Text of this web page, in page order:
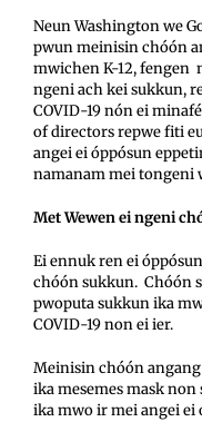
Neun Washington we
pwun meinisin chóón
mwichen K-12, fengen
ngeni ach kei sukkun,
COVID-19 nón ei
of directors repwe fiti
angei ei óppósun
namanam mei tongeni
Met Wewen ei ngeni
Ei ennuk ren ei
chóón sukkun. Chóón
pwoputa sukkun ika
COVID-19 non ei ier.
Meinisin chóón
ika mesemes mask
ika mwo ir mei angei ei